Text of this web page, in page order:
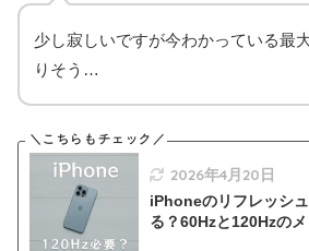
少し寂しいですが今わかっている最
りそう…
2026年4月20日
iPhoneのリフレッシ
る？60Hzと120Hzの